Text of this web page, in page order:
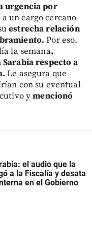
urgencia por
un cargo cercano
estrecha relación
Por eso,
la semana,
respecto a
Le asegura que
con su eventual
ymencionó
el audio que la
a la Fiscalía y desata
en el Gobierno